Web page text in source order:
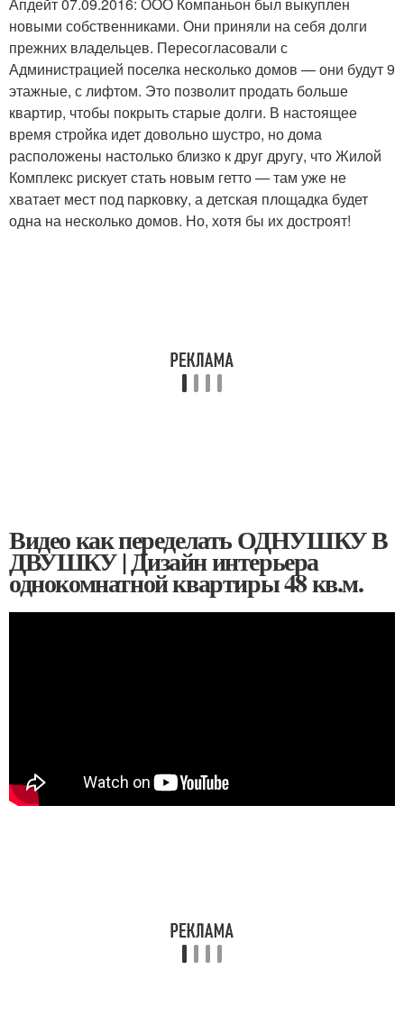
новыми собственниками. Они приняли на себя долги
прежних владельцев. Пересогласовали с
Администрацией поселка несколько домов — они будут 9
этажные, с лифтом. Это позволит продать больше
квартир, чтобы покрыть старые долги. В настоящее
время стройка идет довольно шустро, но дома
расположены настолько близко к друг другу, что Жилой
Комплекс рискует стать новым гетто — там уже не
хватает мест под парковку, а детская площадка будет
одна на несколько домов. Но, хотя бы их достроят!
Видео как переделать ОДНУШКУ В
ДВУШКУ | Дизайн интерьера
однокомнатной квартиры 48 кв.м.